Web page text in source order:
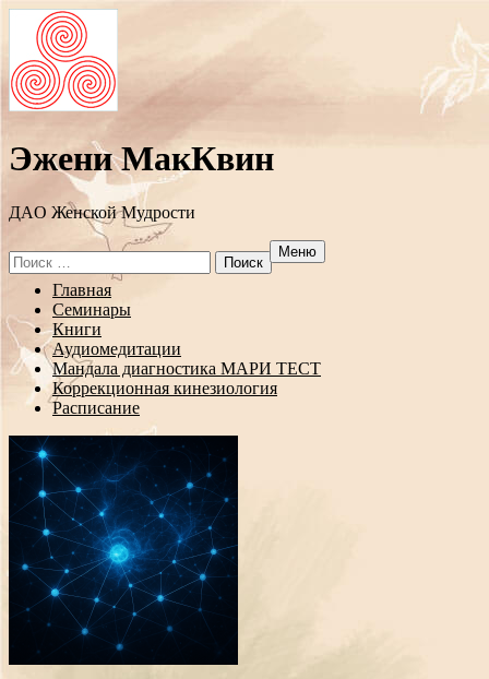
Эжени МакКвин
ДAO Женской Мудрости
Search
for:
Меню
Перейти
содержанию
Главная
Семинары
Книги
Аудиомедитации
Мандала диагностика МАРИ ТЕСТ
Коррекционная кинезиология
Расписание